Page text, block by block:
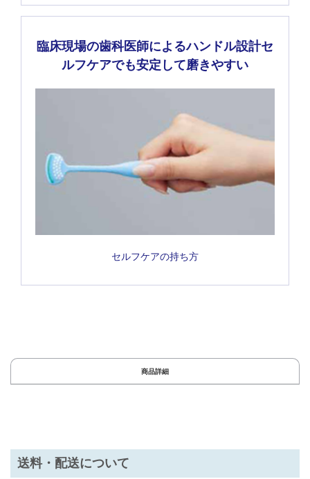
臨床現場の歯科医師によるハンドル設計セ
ルフケアでも安定して磨きやすい
セルフケアの持ち方
商品詳細
送料・配送について